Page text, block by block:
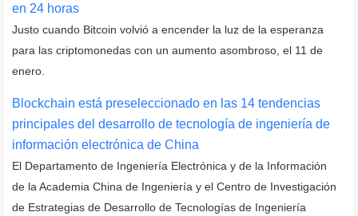
en 24 horas
Justo cuando Bitcoin volvió a encender la luz de la esperanza
para las criptomonedas con un aumento asombroso, el 11 de
enero.
Blockchain está preseleccionado en las 14 tendencias
principales del desarrollo de tecnología de ingeniería de
información electrónica de China
El Departamento de Ingeniería Electrónica y de la Información
de la Academia China de Ingeniería y el Centro de Investigación
de Estrategias de Desarrollo de Tecnologías de Ingeniería